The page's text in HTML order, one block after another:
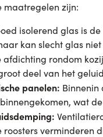
maatregelen zijn:
isolerend glas is
kan slecht glas
afdichting rondom
deel van het
panelen: Binnenin
wat
roosters verminderen